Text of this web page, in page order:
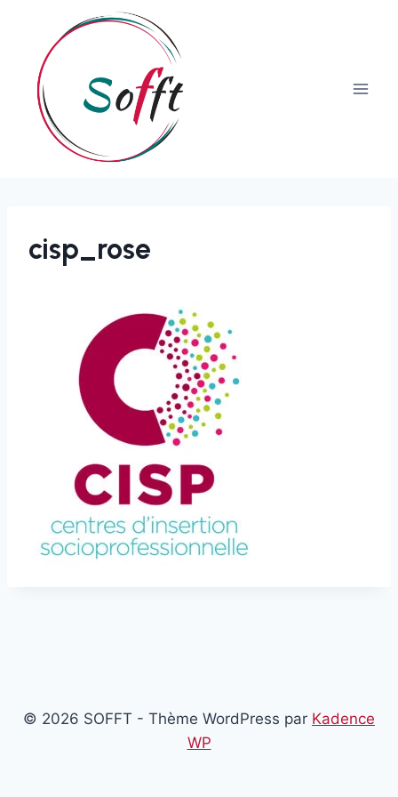
cisp_rose
© 2026 SOFFT - Thème WordPress par Kadence
WP